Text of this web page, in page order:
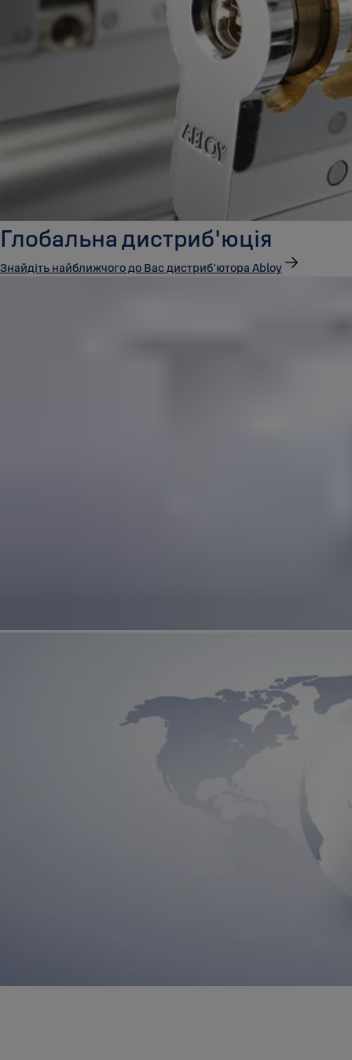
Глобальна дистриб'юція
Знайдіть найближчого до Вас дистриб'ютора Abloy